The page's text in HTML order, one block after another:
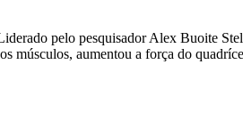
pelo pesquisador Alex Buoite
músculos, aumentou a força do